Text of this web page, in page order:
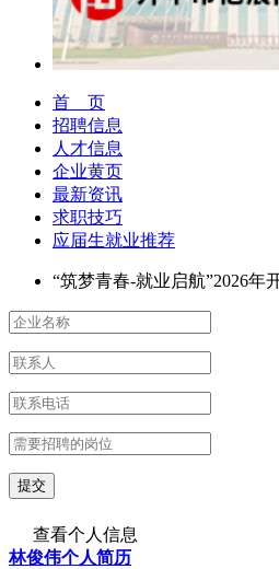
首 页
招聘信息
人才信息
企业黄页
最新资讯
求职技巧
应届生就业推荐
“筑梦青春-就业启航”2026年
查看个人信息
林俊伟个人简历